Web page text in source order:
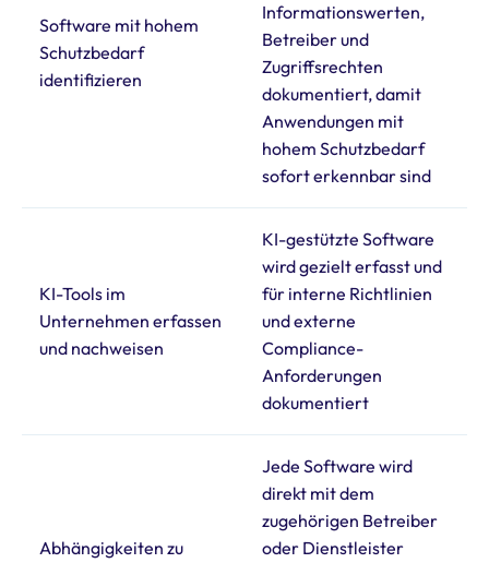
Software mit hohem
Schutzbedarf
identifizieren
Informationswerten,
Betreiber und
Zugriffsrechten
dokumentiert, damit
Anwendungen mit
hohem Schutzbedarf
sofort erkennbar sind
KI-Tools im
Unternehmen erfassen
und nachweisen
KI-gestützte Software
wird gezielt erfasst und
für interne Richtlinien
und externe
Compliance-
Anforderungen
dokumentiert
Abhängigkeiten zu
Jede Software wird
direkt mit dem
zugehörigen Betreiber
oder Dienstleister